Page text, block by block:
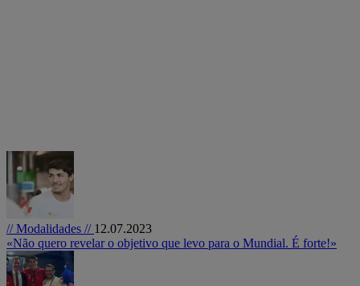
// Modalidades // 12.07.2023
«Não quero revelar o objetivo que levo para o Mundial. É forte!»